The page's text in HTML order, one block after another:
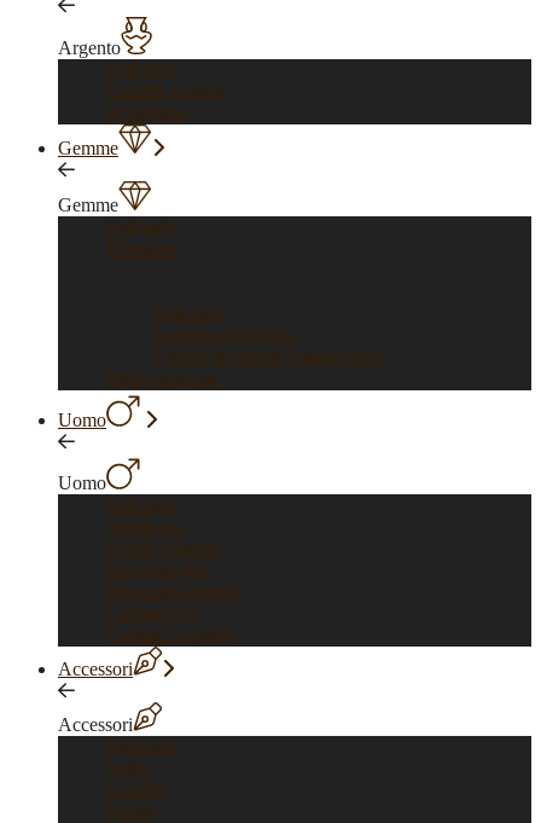
Argento
Vedi tutti
Gioielli Argento
Argenteria
Gemme
Gemme
Vedi tutti
Diamanti
Vedi tutti
Certificati Orofirst
Certificati istituti gemmologici
Pietre preziose
Uomo
Uomo
Vedi tutti
Anelli oro
Anelli Argento
Bracciali Oro
Bracciali Argento
Collane Oro
Collane Argento
Accessori
Accessori
Vedi tutti
Spille
Gemelli
Penne